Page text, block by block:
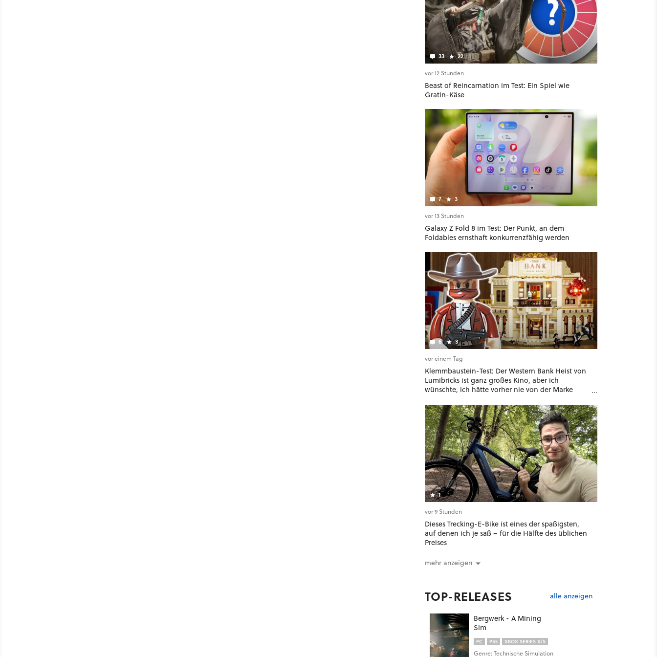
33 22
vor 12 Stunden
Beast of Reincarnation im Test: Ein Spiel wie
Gratin-Käse
7 3
vor 13 Stunden
Galaxy Z Fold 8 im Test: Der Punkt, an dem
Foldables ernsthaft konkurrenzfähig werden
6 3
vor einem Tag
Klemmbaustein-Test: Der Western Bank Heist von
Lumibricks ist ganz großes Kino, aber ich
wünschte, ich hätte vorher nie von der Marke
1
vor 9 Stunden
Dieses Trecking-E-Bike ist eines der spaßigsten,
auf denen ich je saß – für die Hälfte des üblichen
Preises
mehr anzeigen
TOP-RELEASES alle anzeigen
Bergwerk - A Mining
Sim
PC PS5 XBOX SERIES X/S
Genre: Technische Simulation